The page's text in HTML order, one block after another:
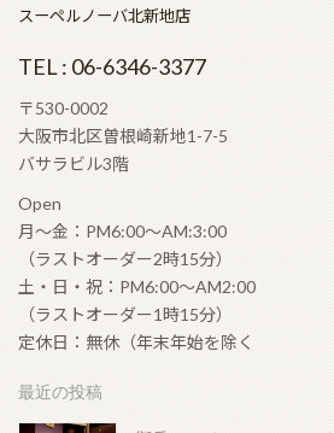
スーペルノーバ北新地店
TEL : 06-6346-3377
〒530-0002
大阪市北区曽根崎新地1-7-5
バサラビル3階
Open
月〜金：PM6:00〜AM:3:00
（ラストオーダー2時15分）
土・日・祝：PM6:00〜AM2:00
（ラストオーダー1時15分）
定休日：無休（年末年始を除く
最近の投稿